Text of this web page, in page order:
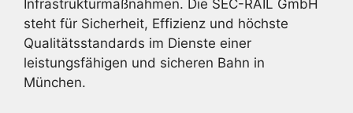
Infrastrukturmaßnahmen. Die SEC-RAIL GmbH
steht für Sicherheit, Effizienz und höchste
Qualitätsstandards im Dienste einer
leistungsfähigen und sicheren Bahn in
München.